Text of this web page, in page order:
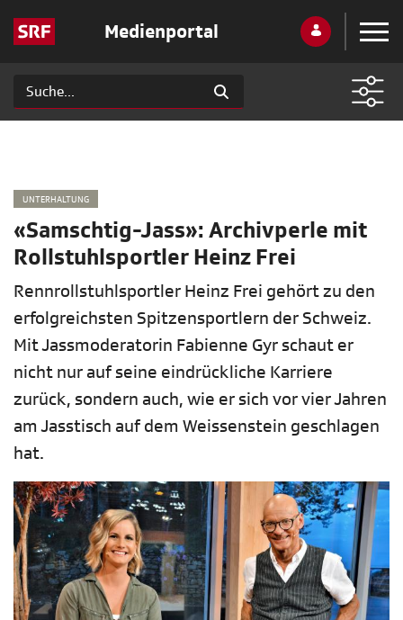
Medienportal
UNTERHALTUNG
«Samschtig-Jass»: Archivperle mit
Rollstuhlsportler Heinz Frei
Rennrollstuhlsportler Heinz Frei gehört zu den
erfolgreichsten Spitzensportlern der Schweiz.
Mit Jassmoderatorin Fabienne Gyr schaut er
nicht nur auf seine eindrückliche Karriere
zurück, sondern auch, wie er sich vor vier Jahren
am Jasstisch auf dem Weissenstein geschlagen
hat.